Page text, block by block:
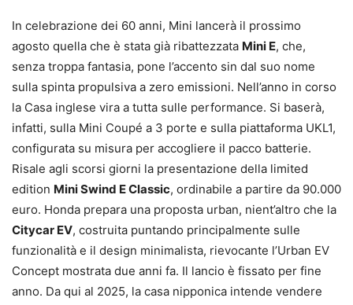
In celebrazione dei 60 anni, Mini lancerà il prossimo
agosto quella che è stata già ribattezzata Mini E, che,
senza troppa fantasia, pone l’accento sin dal suo nome
sulla spinta propulsiva a zero emissioni. Nell’anno in corso
la Casa inglese vira a tutta sulle performance. Si baserà,
infatti, sulla Mini Coupé a 3 porte e sulla piattaforma UKL1,
configurata su misura per accogliere il pacco batterie.
Risale agli scorsi giorni la presentazione della limited
edition Mini Swind E Classic, ordinabile a partire da 90.000
euro. Honda prepara una proposta urban, nient’altro che la
Citycar EV, costruita puntando principalmente sulle
funzionalità e il design minimalista, rievocante l’Urban EV
Concept mostrata due anni fa. Il lancio è fissato per fine
anno. Da qui al 2025, la casa nipponica intende vendere